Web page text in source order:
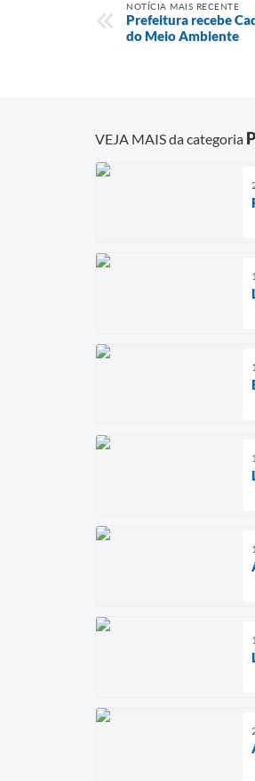
NOTÍCIA MAIS RECENTE
Prefeitura recebe
do Meio Ambiente
VEJA MAIS da categoria